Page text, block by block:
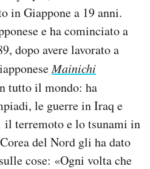
in Giappone a 19 anni.
e ha cominciato a
dopo avere lavorato a
Mainichi
tutto il mondo: ha
le guerre in Iraq e
il terremoto e lo tsunami in
del Nord gli ha dato
cose: «Ogni volta che